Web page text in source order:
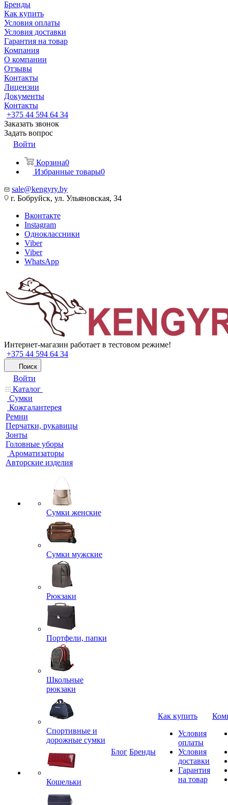
Бренды
Как купить
Условия оплаты
Условия доставки
Гарантия на товар
Компания
О компании
Отзывы
Контакты
Лицензии
Документы
Контакты
+375 44 594 64 34
Заказать звонок
Задать вопрос
Войти
Корзина0
Избранные товары0
sale@kengyry.by
г. Бобруйск, ул. Ульяновская, 34
Вконтакте
Instagram
Одноклассники
Viber
Viber
WhatsApp
Интернет-магазин работает в тестовом режиме!
+375 44 594 64 34
Поиск
Войти
Каталог
Сумки
Кожгалантерея
Ремни
Перчатки, рукавицы
Зонты
Головные уборы
Ароматизаторы
Авторские изделия
Сумки женские
Сумки мужские
Рюкзаки
Портфели, папки
Школьные
рюкзаки
Спортивные и
дорожные сумки
Кошельки
Блог Бренды
Как купить
Условия
оплаты
Условия
доставки
Гарантия
на товар